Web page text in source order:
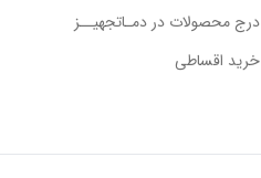
درج محصولات در دمـاتجهیــز
خرید اقساطی